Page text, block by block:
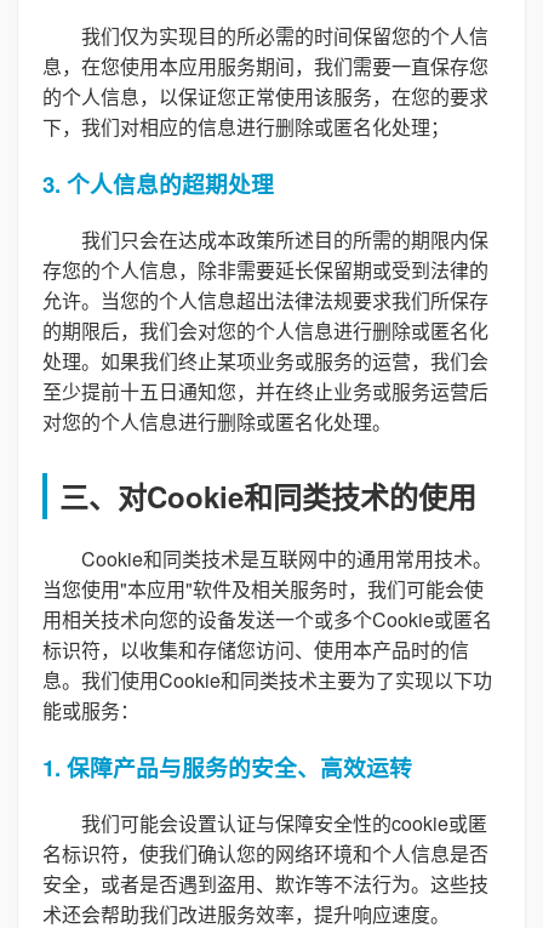
我们仅为实现目的所必需的时间保留您的个人信
息，在您使用本应用服务期间，我们需要一直保存您
的个人信息，以保证您正常使用该服务，在您的要求
下，我们对相应的信息进行删除或匿名化处理；
3. 个人信息的超期处理
我们只会在达成本政策所述目的所需的期限内保
存您的个人信息，除非需要延长保留期或受到法律的
允许。当您的个人信息超出法律法规要求我们所保存
的期限后，我们会对您的个人信息进行删除或匿名化
处理。如果我们终止某项业务或服务的运营，我们会
至少提前十五日通知您，并在终止业务或服务运营后
对您的个人信息进行删除或匿名化处理。
三、对Cookie和同类技术的使用
Cookie和同类技术是互联网中的通用常用技术。
当您使用"本应用"软件及相关服务时，我们可能会使
用相关技术向您的设备发送一个或多个Cookie或匿名
标识符，以收集和存储您访问、使用本产品时的信
息。我们使用Cookie和同类技术主要为了实现以下功
能或服务：
1. 保障产品与服务的安全、高效运转
我们可能会设置认证与保障安全性的cookie或匿
名标识符，使我们确认您的网络环境和个人信息是否
安全，或者是否遇到盗用、欺诈等不法行为。这些技
术还会帮助我们改进服务效率，提升响应速度。